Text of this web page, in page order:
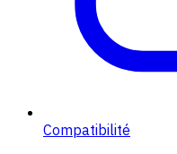
Compatibilité